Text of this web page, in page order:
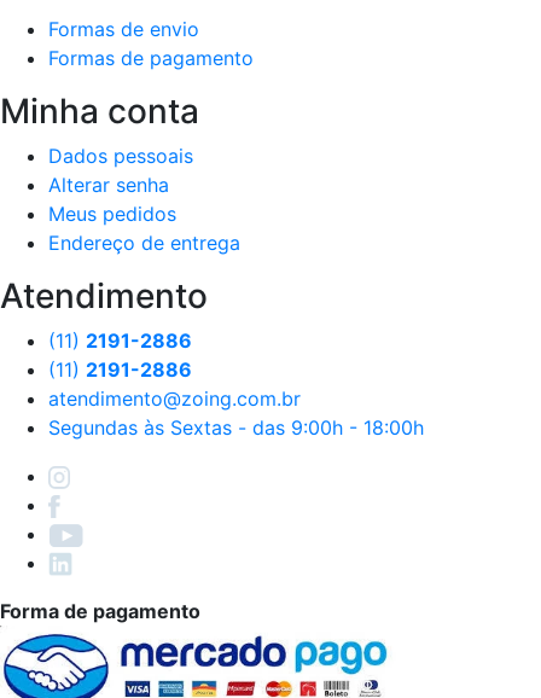
Formas de envio
Formas de pagamento
Minha conta
Dados pessoais
Alterar senha
Meus pedidos
Endereço de entrega
Atendimento
(11) 2191-2886
(11) 2191-2886
atendimento@zoing.com.br
Segundas às Sextas - das 9:00h - 18:00h
Forma de pagamento